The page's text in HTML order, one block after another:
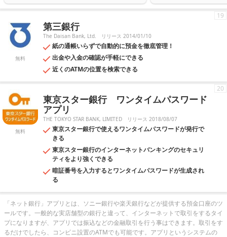
無料
第三銀行
The Daisan Bank, Ltd. リリース 2014/01/10
紙の通帳いらずで自動的に預金を徹底管理！
出金や入金の確認が手軽にできる
近くのATMの位置を検索できる
19
無料
東京スター銀行 ワンタイムパスワード
アプリ
THE TOKYO STAR BANK, LIMITED リリース 2018/08/07
東京スター銀行で使えるワンタイムパスワードが発行で
きる
東京スター銀行のインターネットバンキングのセキュリ
ティをより強くできる
暗証番号を入力するとワンタイムパスワードが生成され
る
20
「ネット銀行」アプリとは、ソニー銀行や楽天銀行などが提供する預金口座のツ
ールです。一般的な実店舗型の銀行と違って、インターネットで取引をするタイ
プになりますが、アプリでは振込などの金融取引を行う事はできます。取引をす
るだけでしたら、コンビニ設置のATMでも可能です。アプリというシステムの